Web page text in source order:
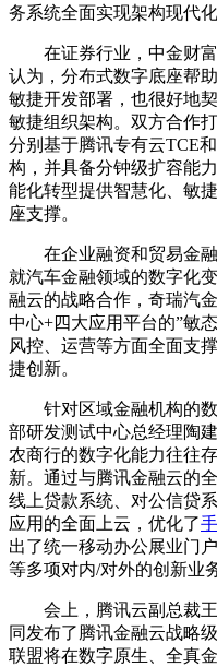
务系统全面实现架构现代
在证券行业，中金财
认为，分布式数字底座帮
敏捷开发部署，也很好地
敏捷组织架构。双方合作
分别基于腾讯专有云TCE
构，并具备分钟级扩容能
能化转型提供智慧化、敏
座支撑。
在企业融资和贸易金
就汽车金融领域的数字化
融云的战略合作，奇瑞汽
中心+四大应用平台的”敏
风控、运营等方面全面支
捷创新。
针对区域金融机构的
部研发测试中心总经理陶
农商行的数字化能力往往
新。通过与腾讯金融云的
线上贷款系统、对公信贷
应用的全面上云，优化了
出了统一移动办公展业门
等多项对内/对外的创新业
会上，腾讯云副总裁
同发布了腾讯金融云战略
联盟将在数字原生、全真